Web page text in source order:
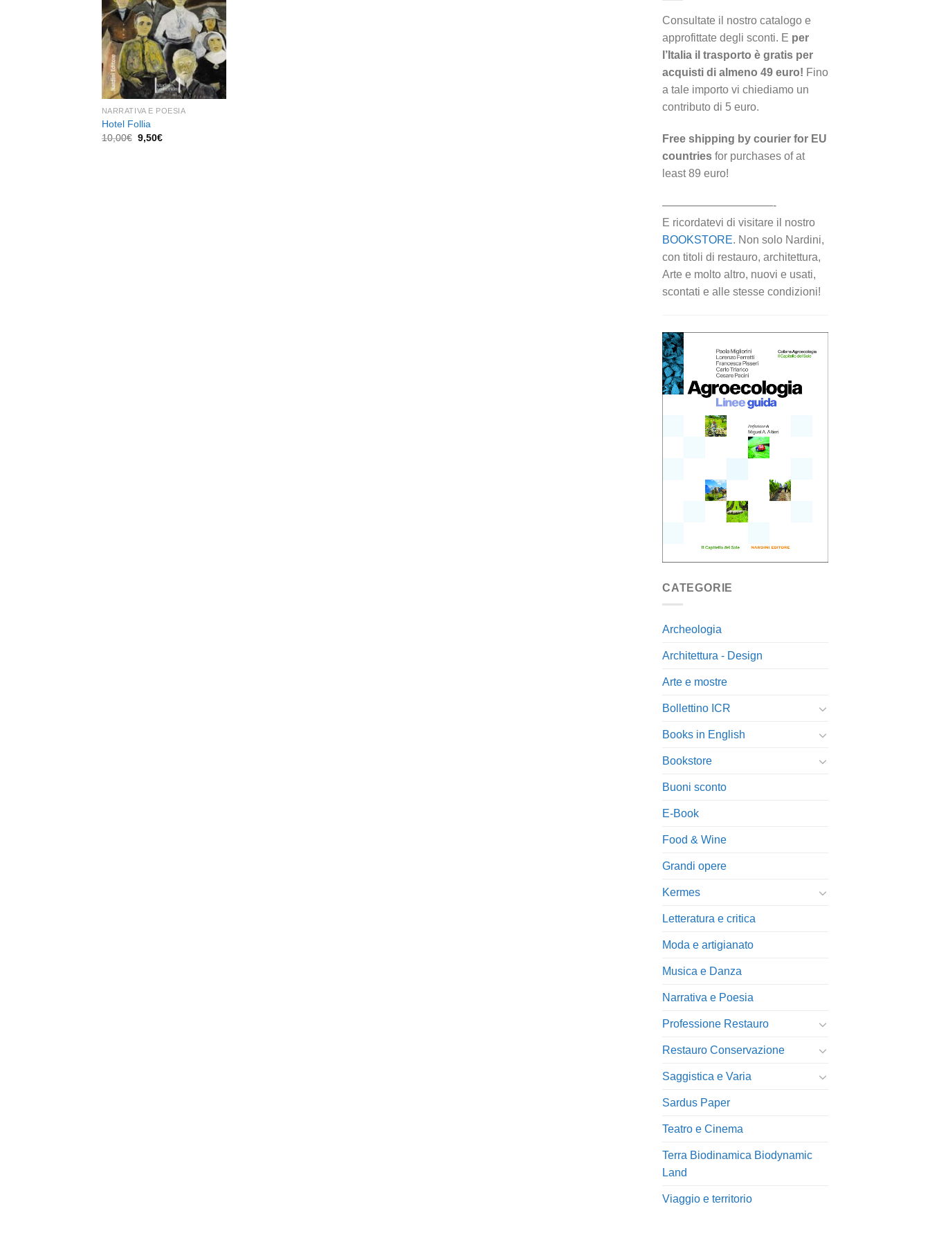
dei
desideri
NARRATIVA E POESIA
Hotel Follia
10,00€ Il
9,50€Il
Consultate il nostro catalogo e
approfittate degli sconti. E per
l’Italia il trasporto è gratis per
acquisti di almeno 49 euro! Fino
a tale importo vi chiediamo un
contributo di 5 euro.
Free shipping by courier for EU
countries for purchases of at
least 89 euro!
——————————-
E ricordatevi di visitare il nostro
BOOKSTORE. Non solo Nardini,
con titoli di restauro, architettura,
Arte e molto altro, nuovi e usati,
scontati e alle stesse condizioni!
CATEGORIE
Archeologia
Architettura - Design
Arte e mostre
Bollettino ICR
Books in English
Bookstore
Buoni sconto
E-Book
Food & Wine
Grandi opere
Kermes
Letteratura e critica
Moda e artigianato
Musica e Danza
Narrativa e Poesia
Professione Restauro
Restauro Conservazione
Saggistica e Varia
Sardus Paper
Teatro e Cinema
Terra Biodinamica Biodynamic
Land
Viaggio e territorio